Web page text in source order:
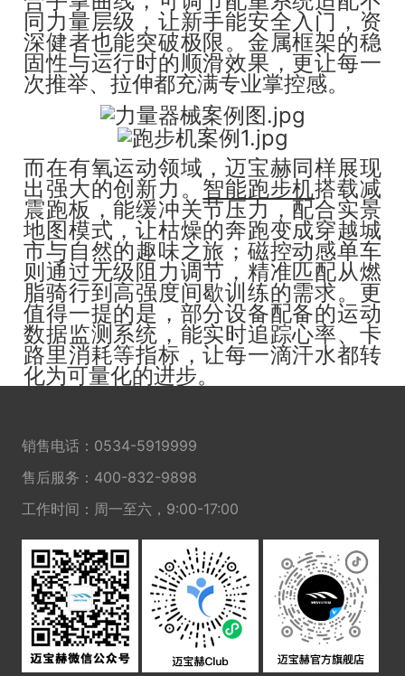
同力量层级，让新手能安全入门，资
深健者也能突破极限。金属框架的稳
固性与运行时的顺滑效果，更让每一
次推举、拉伸都充满专业掌控感。
而在有氧运动领域，迈宝赫同样展现
出强大的创新力。 智能跑步机搭载减
震跑板，能缓冲关节压力，配合实景
地图模式，让枯燥的奔跑变成穿越城
市与自然的趣味之旅；磁控动感单车
则通过无级阻力调节，精准匹配从燃
脂骑行到高强度间歇训练的需求。更
值得一提的是，部分设备配备的运动
数据监测系统，能实时追踪心率、卡
路里消耗等指标，让每一滴汗水都转
化为可量化的进步。
销售电话： 0534-5919999
售后服务： 400-832-9898
工作时间：周一至六，9:00-17:00